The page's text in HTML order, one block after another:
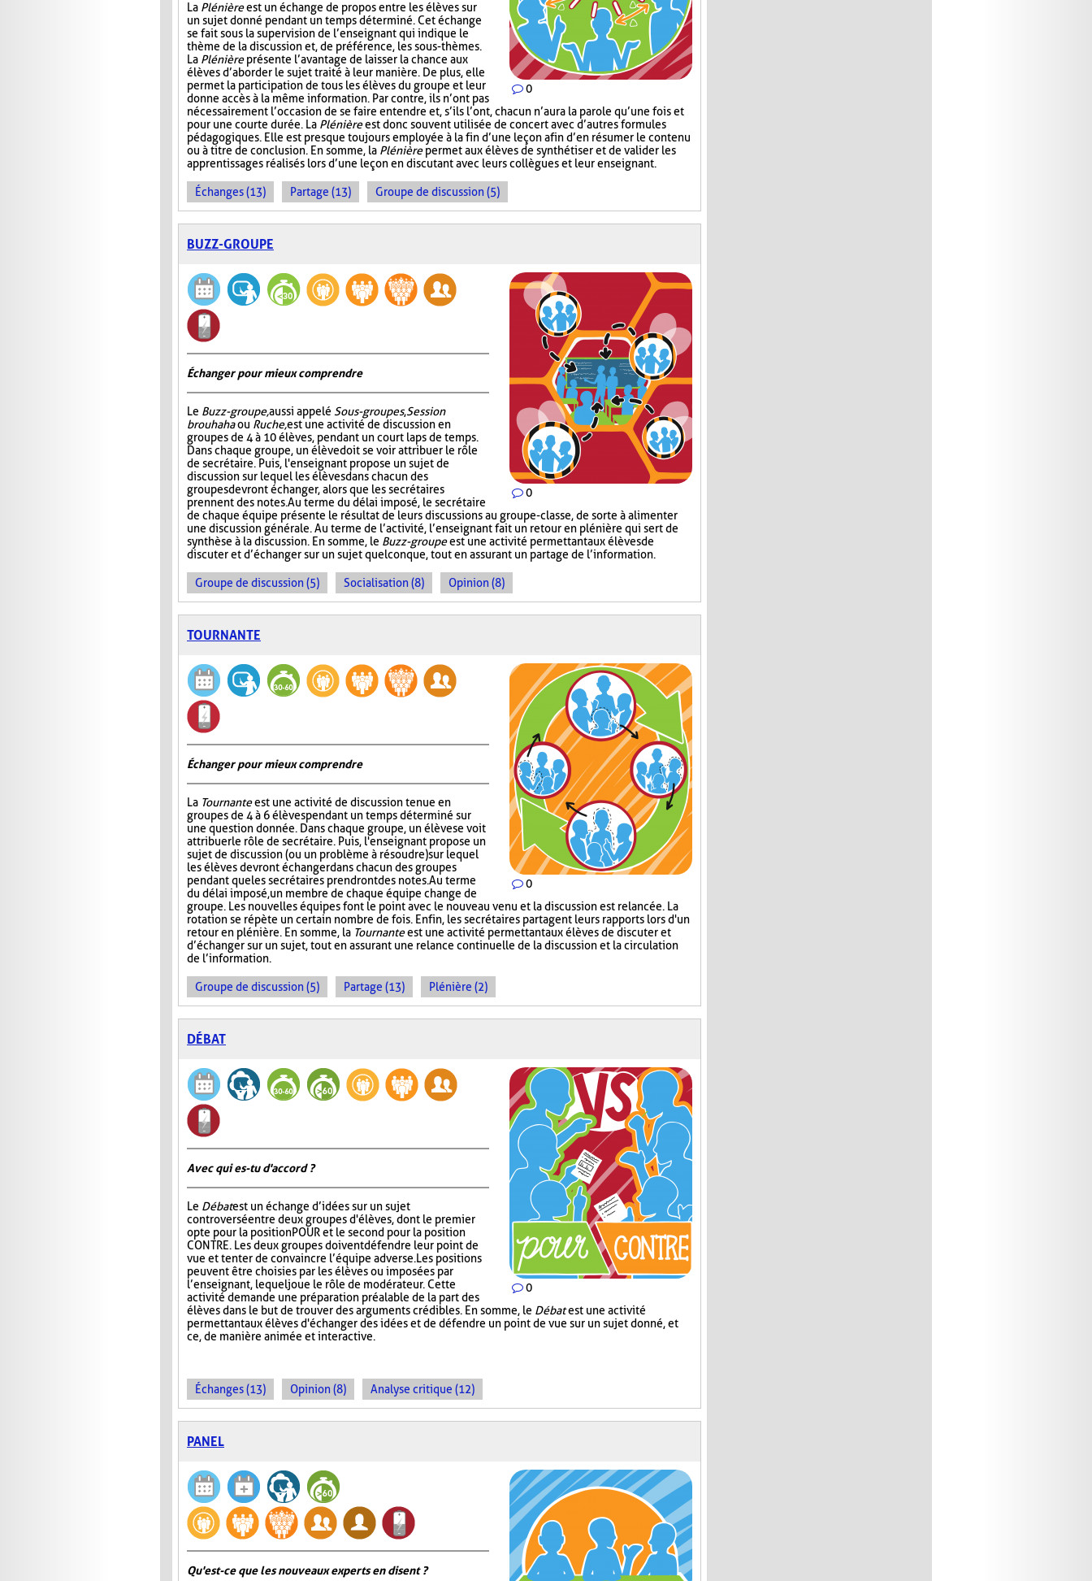
0
La Plénièreest un échange de propos entre les élèves sur
un sujet donné pendant un temps déterminé. Cet échange
se fait sous la supervision de l’enseignant qui indique le
thème de la discussion et, de préférence, les sous-thèmes.
La Plénièreprésente l’avantage de laisser la chance aux
élèves d’aborder le sujet traité à leur manière. De plus, elle
permet la participation de tous les élèves du groupe et leur
donne accès à la même information. Par contre, ils n’ont pas
nécessairement l’occasion de se faire entendre et, s’ils l’ont, chacun n’aura la parole qu’une fois et
pour une courte durée. La Plénièreest donc souvent utilisée de concert avec d’autres formules
pédagogiques. Elle est presque toujours employée à la fin d’une leçon afin d’en résumer le contenu
ou à titre de conclusion. En somme, la Plénièrepermet aux élèves de synthétiser et de valider les
apprentissages réalisés lors d’une leçon en discutant avec leurs collègues et leur enseignant.
Échanges (13) Partage (13) Groupe de discussion (5)
BUZZ-GROUPE
0
Échanger pour mieux comprendre
Le Buzz-groupe,aussi appelé Sous-groupes,Session
brouhahaou Ruche,est une activité de discussion en
groupes de 4 à 10 élèves, pendant un court laps de temps.
Dans chaque groupe, un élève doit se voir attribuer le rôle
de secrétaire. Puis, l'enseignant propose un sujet de
discussion sur lequel les élèves dans chacun des
groupes devront échanger, alors que les secrétaires
prennent des notes. Au terme du délai imposé, le secrétaire
de chaque équipe présente le résultat de leurs discussions au groupe-classe, de sorte à alimenter
une discussion générale. Au terme de l’activité, l’enseignant fait un retour en plénière qui sert de
synthèse à la discussion. En somme, le Buzz-groupeest une activité permettant aux élèves de
discuter et d’échanger sur un sujet quelconque, tout en assurant un partage de l’information.
Groupe de discussion (5) Socialisation (8) Opinion (8)
TOURNANTE
0
Échanger pour mieux comprendre
La Tournanteest une activité de discussion tenue en
groupes de 4 à 6 élèves pendant un temps déterminé sur
une question donnée. Dans chaque groupe, un élève se voit
attribuer le rôle de secrétaire. Puis, l'enseignant propose un
sujet de discussion (ou un problème à résoudre) sur lequel
les élèves devront échanger dans chacun des groupes
pendant que les secrétaires prendront des notes. Au terme
du délai imposé, un membre de chaque équipe change de
groupe. Les nouvelles équipes font le point avec le nouveau venu et la discussion est relancée. La
rotation se répète un certain nombre de fois. Enfin, les secrétaires partagent leurs rapports lors d'un
retour en plénière. En somme, la Tournanteest une activité permettant aux élèves de discuter et
d’échanger sur un sujet, tout en assurant une relance continuelle de la discussion et la circulation
de l’information.
Groupe de discussion (5) Partage (13) Plénière (2)
DÉBAT
0
Avec qui es-tu d'accord ?
Le Débatest un échange d’idées sur un sujet
controversé entre deux groupes d'élèves, dont le premier
opte pour la position POUR et le second pour la position
CONTRE. Les deux groupes doivent défendre leur point de
vue et tenter de convaincre l’équipe adverse. Les positions
peuvent être choisies par les élèves ou imposées par
l’enseignant, lequel joue le rôle de modérateur. Cette
activité demande une préparation préalable de la part des
élèves dans le but de trouver des arguments crédibles. En somme, le Débatest une activité
permettant aux élèves d'échanger des idées et de défendre un point de vue sur un sujet donné, et
ce, de manière animée et interactive.
Échanges (13) Opinion (8) Analyse critique (12)
PANEL
Qu'est-ce que les nouveaux experts en disent ?